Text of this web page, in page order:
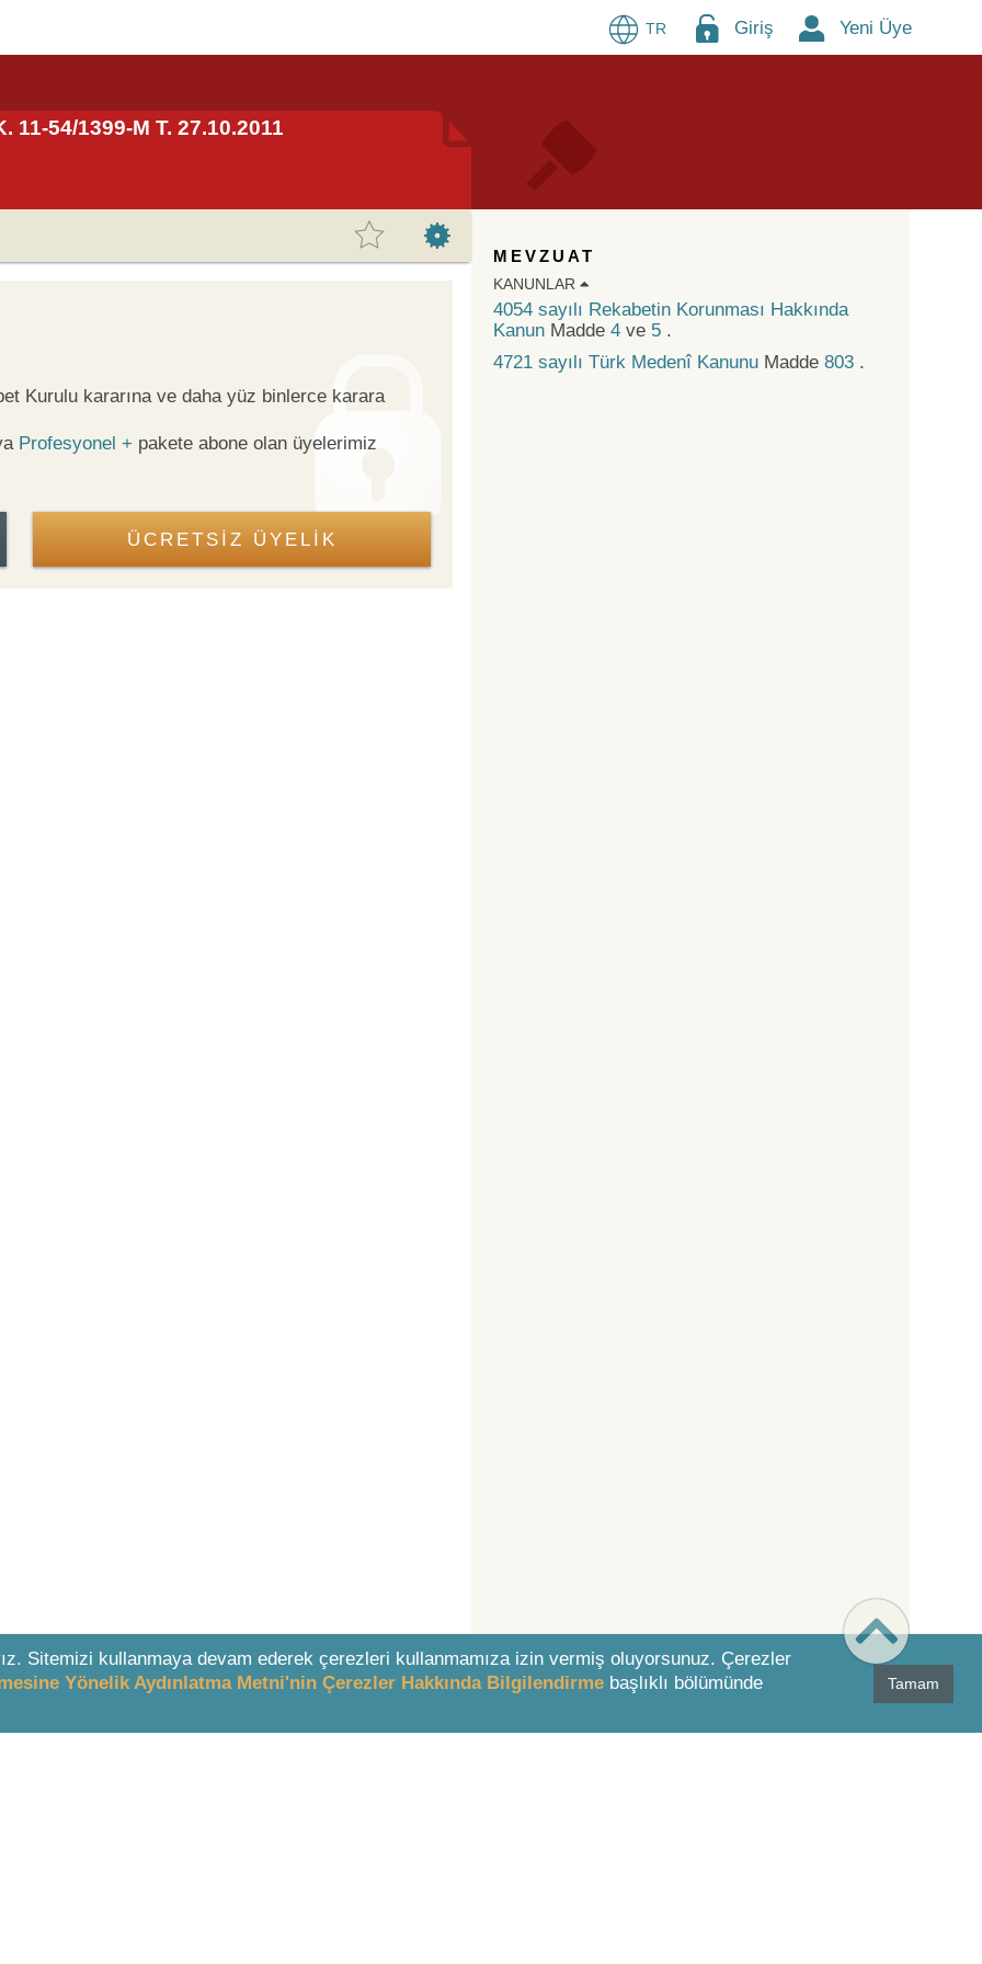
TR Giriş Yeni Üye
54/1399-M T. 27.10.2011
Kurulu kararına ve daha yüz binlerce karara
Profesyonel + pakete abone olan üyelerimiz
ÜCRETSİZ ÜYELİK
MEVZUAT
KANUNLAR
4054 sayılı Rekabetin Korunması Hakkında
Kanun Madde 4 ve 5 .
4721 sayılı Türk Medenî Kanunu Madde 803 .
Sitemizi kullanmaya devam ederek çerezleri kullanmamıza izin vermiş oluyorsunuz. Çerezler
Yönelik Aydınlatma Metni'nin Çerezler Hakkında Bilgilendirme başlıklı bölümünde
Tamam